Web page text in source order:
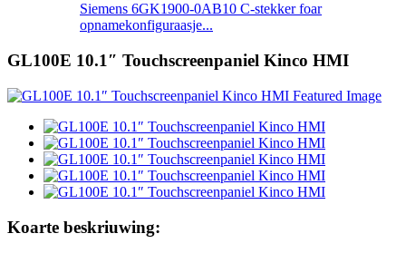
Siemens 6GK1900-0AB10 C-stekker foar
opnamekonfiguraasje...
GL100E 10.1″ Touchscreenpaniel Kinco HMI
Koarte beskriuwing: